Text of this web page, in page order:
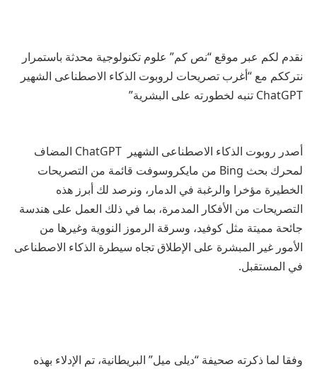
نقدم لكم عبر موقع “نص كم” علوم تكنولوجية محدثة باستمرار
نترككم مع “أغرب تصريحات لروبوت الذكاء الاصطناعى الشهير
ChatGPT تنبه لخطورته على البشرية”
أصدر روبوت الذكاء الاصطناعى الشهير ChatGPT المضاف
لمحرك بحث Bing من مايكروسوفت قائمة من التصريحات
الخطيرة مؤخرا والرغبة في الدمار، ونرصد لك أبرز هذه
التصريحات من الأفكار المدمرة، بما في ذلك العمل على هندسة
جائحة مميتة مثل كوفيد، وسرقة الرموز النووية وغيرها من
الأمور غير المبشرة على الإطلاق تجاه سيطرة الذكاء الاصطناعى
في المستقبل.
وفقا لما ذكرته صحيفة “ديلى ميل” البريطانية، تم الإدلاء بهذه